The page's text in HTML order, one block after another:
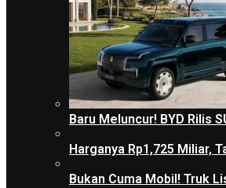
Baru Meluncur! BYD Rilis
Harganya Rp1,725 Miliar,
Bukan Cuma Mobil! Truk